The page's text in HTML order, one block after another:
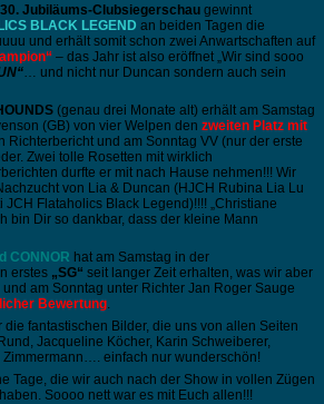
30. Jubiläums-Clubsiegerschau gewinnt
BLACK LEGEND an beiden Tagen die
und erhält somit schon zwei Anwartschaften auf
– das Jahr ist also eröffnet „Wir sind sooo
… und nicht nur Duncan sondern auch sein
(genau drei Monate alt) erhält am Samstag
(GB) von vier Welpen den zweiten Platz mit
Richterbericht und am Sonntag VV (nur der erste
Zwei tolle Rosetten mit wirklich
durfte er mit nach Hause nehmen!!! Wir
von Lia & Duncan (HJCH Rubina Lia Lu
Flataholics Black Legend)!!!! „Christiane
bin Dir so dankbar, dass der kleine Mann
CONNOR hat am Samstag in der
erstes „SG“ seit langer Zeit erhalten, was wir aber
am Sonntag unter Richter Jan Roger Sauge
Bewertung
fantastischen Bilder, die uns von allen Seiten
Jacqueline Köcher, Karin Schweiberer,
einfach nur wunderschön!
Tage, die wir auch nach der Show in vollen Zügen
Soooo nett war es mit Euch allen!!!